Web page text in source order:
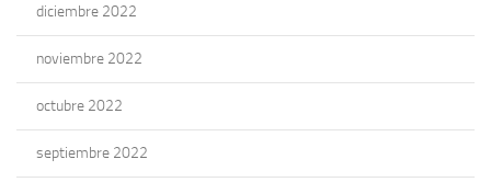
diciembre 2022
noviembre 2022
octubre 2022
septiembre 2022